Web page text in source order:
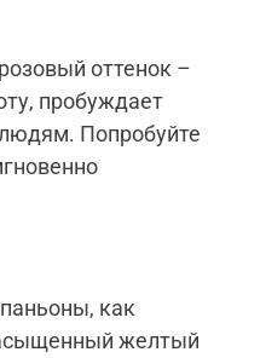
оттенок –
пробуждает
Попробуйте
как
желтый